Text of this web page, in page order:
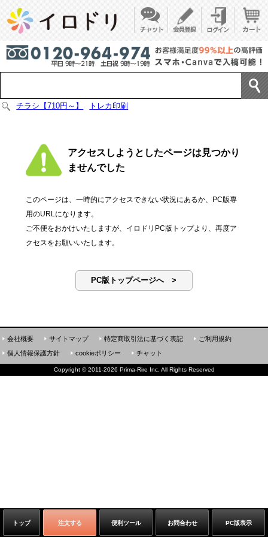
チラシ【710円～】 トレカ印刷
アクセスしようとしたページは見つかり
ませんでした
このページは、一時的にアクセスできない状況にあるか、PC版専
用のURLになります。
ご不便をおかけいたしますが、イロドリPC版トップより、再度ア
クセスをお願いいたします。
PC版トップページへ >
トップ 注文する 便利ツール お問合わせ PC版表示
会社概要 サイトマップ 特定商取引法に基づく表記
ご利用規約
個人情報保護方針
cookieポリシー チャット
Copyright ©2011-2026 Prima-Rire Inc. All Rights Reserved